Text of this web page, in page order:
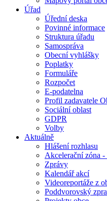
Úřad
Úřední deska
Povinné informace
Struktura úřadu
Samospráva
Obecní vyhlášky
Poplatky
Formuláře
Rozpočet
E-podatelna
Profil zadavatele
Sociální oblast
GDPR
Volby
Aktuálně
Hlášení rozhlasu
Akcelerační zóna
Zprávy
Kalendář akcí
Videoreportáže z
Poddvorovský